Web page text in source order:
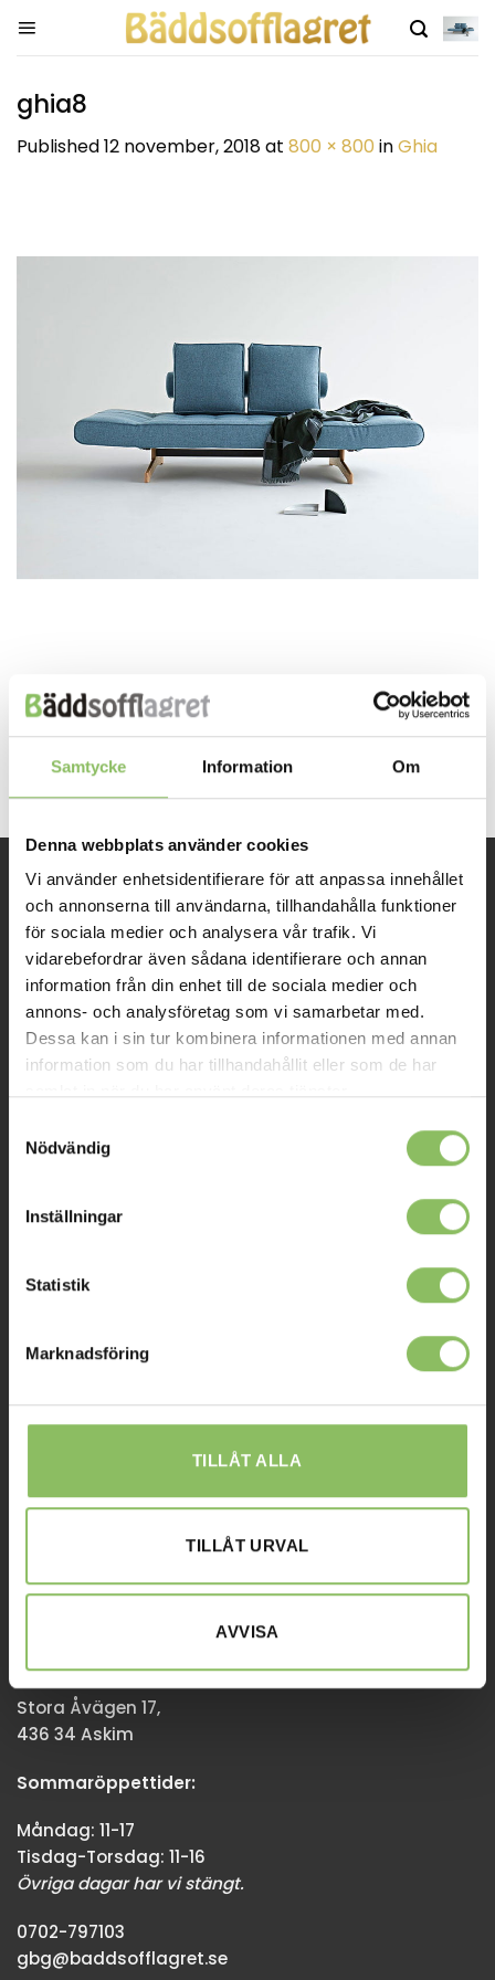
Samtycke Information Om
Denna webbplats använder cookies
Vi använder enhetsidentifierare för att anpassa innehållet
och annonserna till användarna, tillhandahålla funktioner
för sociala medier och analysera vår trafik. Vi
vidarebefordrar även sådana identifierare och annan
information från din enhet till de sociala medier och
annons- och analysföretag som vi samarbetar med.
Dessa kan i sin tur kombinera informationen med annan
information som du har tillhandahållit eller som de har
Nödvändig
Inställningar
Statistik
Marknadsföring
TILLÅT ALLA
TILLÅT URVAL
AVVISA
ghia8
Published12 november, 2018at 800 × 800 inGhia
Both comments and trackbacks are currently closed.
←Previous
Next→
INFORMATION
Om oss
Kontakt
Mitt konto
Köpvillkor
Reklamation
168 67 Bromma
Sommaröppettider:
Tisdag-Torsdag: 11-18
Övriga dagar har vi stängt.
info@baddsofflagret.se
Stora Åvägen 17,
436 34 Askim
Sommaröppettider:
Måndag: 11-17
Tisdag-Torsdag: 11-16
Övriga dagar har vi stängt.
0702-797103
gbg@baddsofflagret.se